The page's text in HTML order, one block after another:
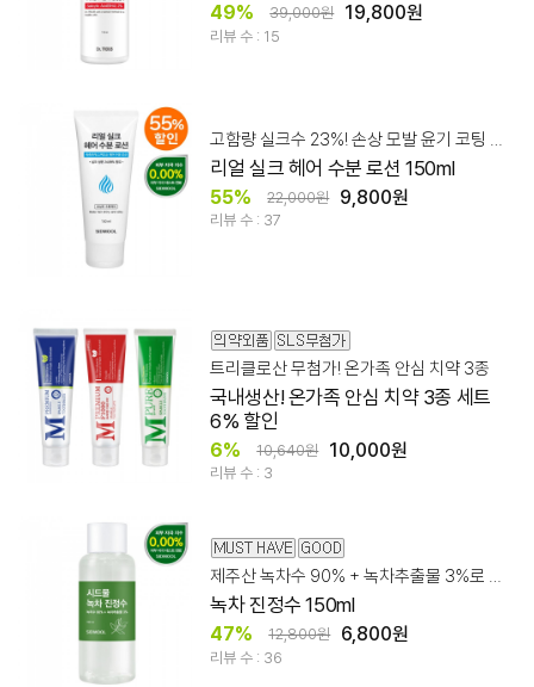
49% 39,000원 19,800원
리뷰 수 : 15
고함량 실크수 23%! 손상 모발 윤기 코팅 로션
리얼 실크 헤어 수분 로션 150ml
55% 22,000원 9,800원
리뷰 수 : 37
트리클로산 무첨가! 온가족 안심 치약 3종
국내생산! 온가족 안심 치약 3종 세트
6% 할인
6% 10,640원 10,000원
리뷰 수 : 3
제주산 녹차수 90% + 녹차추출물 3%로 만든 리얼 진정수
녹차 진정수 150ml
47% 12,800원 6,800원
리뷰 수 : 36